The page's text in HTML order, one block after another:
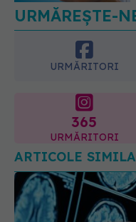
URMĂREȘTE-
URMĂRITORI
365
URMĂRITORI
ARTICOLE